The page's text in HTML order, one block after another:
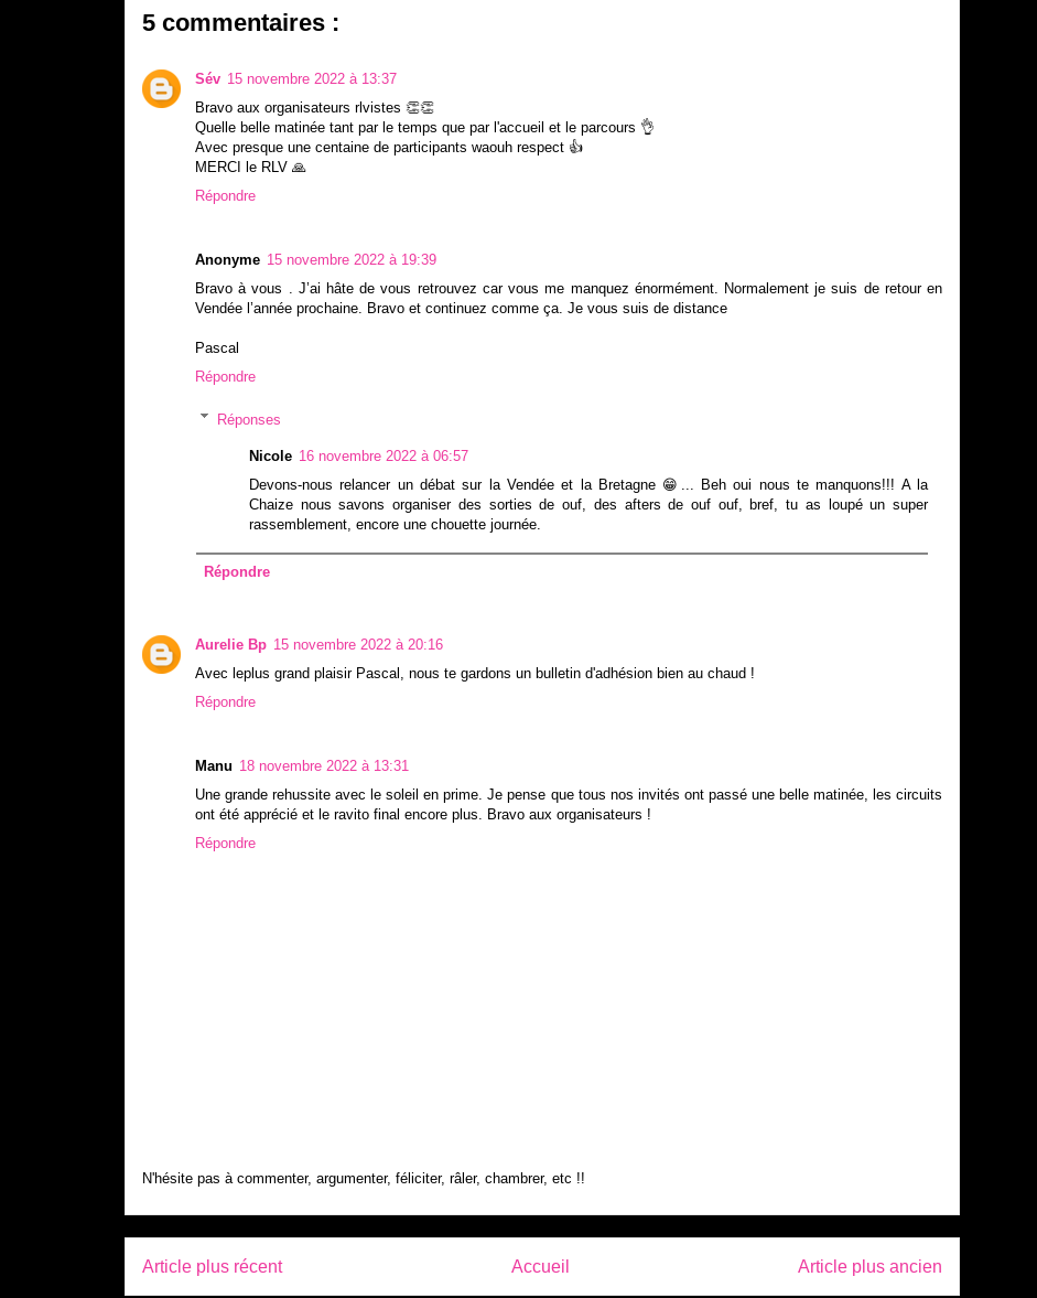
5 commentaires :
Sév 15 novembre 2022 à 13:37
Bravo aux organisateurs rlvistes 👏👏
Quelle belle matinée tant par le temps que par l'accueil et le parcours 👌
Avec presque une centaine de participants waouh respect 👍
MERCI le RLV 🙏
Répondre
Anonyme 15 novembre 2022 à 19:39
Bravo à vous . J’ai hâte de vous retrouvez car vous me manquez énormément. Normalement je suis de retour en
Vendée l’année prochaine. Bravo et continuez comme ça. Je vous suis de distance
Pascal
Répondre
Réponses
Nicole 16 novembre 2022 à 06:57
Devons-nous relancer un débat sur la Vendée et la Bretagne 😁... Beh oui nous te manquons!!! A la
Chaize nous savons organiser des sorties de ouf, des afters de ouf ouf, bref, tu as loupé un super
rassemblement, encore une chouette journée.
Répondre
Aurelie Bp 15 novembre 2022 à 20:16
Avec leplus grand plaisir Pascal, nous te gardons un bulletin d'adhésion bien au chaud !
Répondre
Manu 18 novembre 2022 à 13:31
Une grande rehussite avec le soleil en prime. Je pense que tous nos invités ont passé une belle matinée, les circuits
ont été apprécié et le ravito final encore plus. Bravo aux organisateurs !
Répondre
N'hésite pas à commenter, argumenter, féliciter, râler, chambrer, etc !!
Article plus récent Article plus ancien
Accueil